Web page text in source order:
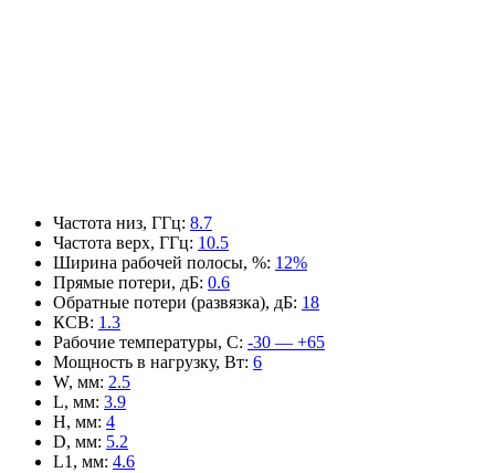
Частота низ, ГГц: 8.7
Частота верх, ГГц: 10.5
Ширина рабочей полосы, %: 12%
Прямые потери, дБ: 0.6
Обратные потери (развязка), дБ: 18
КСВ: 1.3
Рабочие температуры, С: -30 — +65
Мощность в нагрузку, Вт: 6
W, мм: 2.5
L, мм: 3.9
H, мм: 4
D, мм: 5.2
L1, мм: 4.6